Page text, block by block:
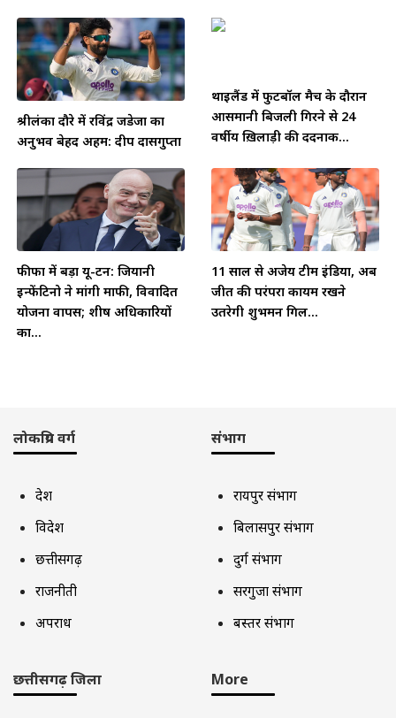
श्रीलंका दौरे में रविंद्र जडेजा का
अनुभव बेहद अहम: दीप दासगुप्ता
थाईलैंड में फुटबॉल मैच के दौरान
आसमानी बिजली गिरने से 24
वर्षीय ख़िलाड़ी की दर्दनाक...
फीफा में बड़ा यू-टर्न: जियानी
इन्फेंटिनो ने मांगी माफी, विवादित
योजना वापस; शीर्ष अधिकारियों
का...
11 साल से अजेय टीम इंडिया, अब
जीत की परंपरा कायम रखने
उतरेगी शुभमन गिल...
लोकप्रिय वर्ग
देश
विदेश
छत्तीसगढ़
राजनीती
अपराध
संभाग
रायपुर संभाग
बिलासपुर संभाग
दुर्ग संभाग
सरगुजा संभाग
बस्तर संभाग
छत्तीसगढ़ जिला More